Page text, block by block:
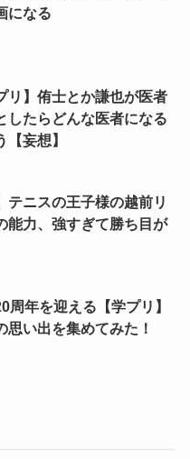
になる
リ】侑士とか謙也が医者
したらどんな医者になる
【妄想】
テニスの王子様の越前リ
能力、強すぎて勝ち目が
周年を迎える【学プリ】
思い出を集めてみた！